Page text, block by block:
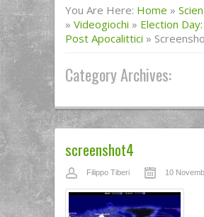
You Are Here: Home »
» Videogiochi » Election
Post Apocalittici »
Category Archives:
screenshot4
Filippo Tiberi 10